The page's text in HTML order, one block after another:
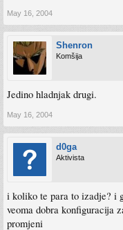
May 16, 2004
Shenron
Komšija
Jedino hladnjak drugi.
May 16, 2004
d0ga
Aktivista
i koliko te para to izadje? i
veoma dobra konfiguracija
promjeni